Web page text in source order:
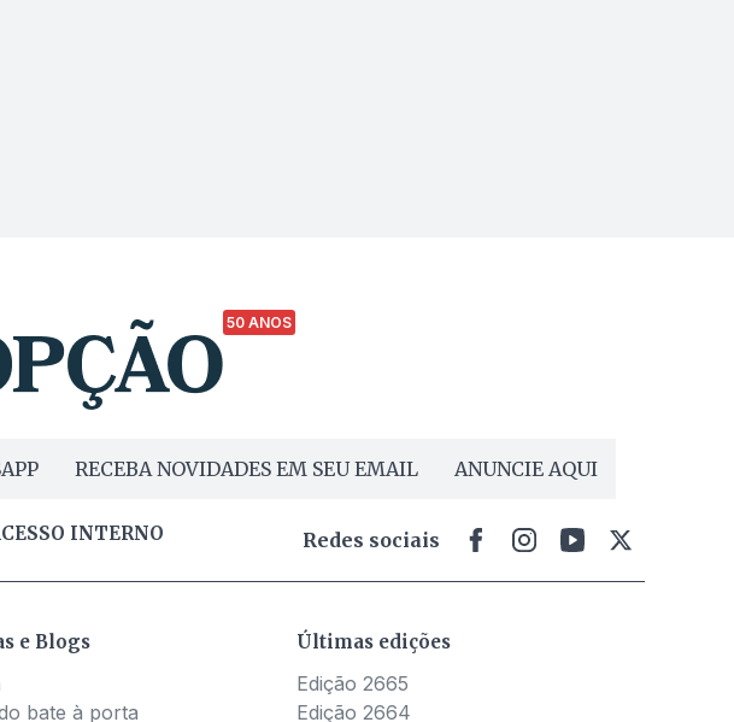
50 ANOS
RECEBA NOVIDADES EM SEU EMAIL ANUNCIE AQUI
INTERNO Redes sociais
e Blogs
bate à porta
Últimas edições
Edição 2665
Edição 2664